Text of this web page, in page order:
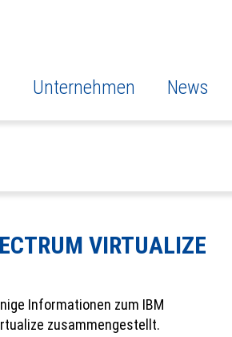
Unternehmen News
VIRTUALIZE
Informationen zum IBM
zusammengestellt.